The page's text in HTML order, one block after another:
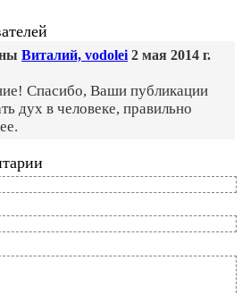
Виталий, vodolei 2 мая 2014 г.
Спасибо, Ваши публикации
дух в человеке, правильно